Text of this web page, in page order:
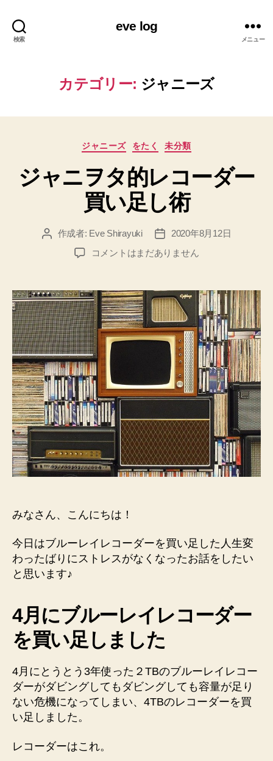
検索
eve log
メニュー
カテゴリー: ジャニーズ
カ
ゴ
リ
ー
ジャニーズ をたく 未分類
ジャニヲタ的レコーダー
買い足し術
投 作成者: Eve Shirayuki
投
稿
日
2020年8月12日
ジ
ヲ
タ
的
レ
コ
ー
ダ
ー
買
い
足
し
術
へ
の
コメントはまだありません
みなさん、こんにちは！
今日はブルーレイレコーダーを買い足した人生変
わったばりにストレスがなくなったお話をしたい
と思います♪
4月にブルーレイレコーダー
を買い足しました
4月にとうとう3年使った２TBのブルーレイレコー
ダーがダビングしてもダビングしても容量が足り
ない危機になってしまい、4TBのレコーダーを買
い足しました。
レコーダーはこれ。